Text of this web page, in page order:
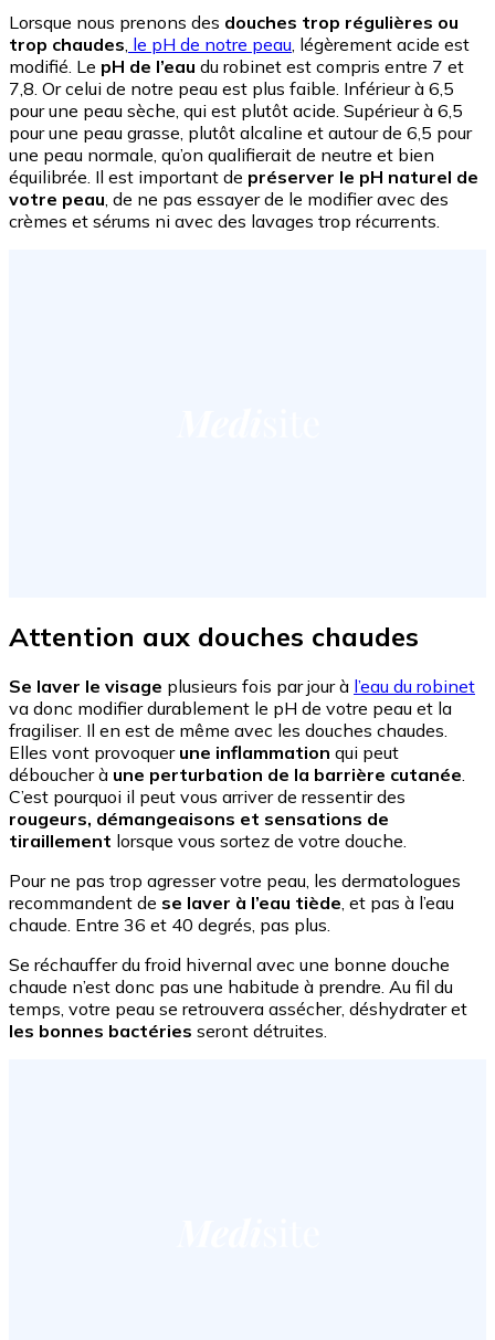
Lorsque nous prenons des douches trop régulières ou
trop chaudes, le pH de notre peau, légèrement acide est
modifié. Le pH de l’eau du robinet est compris entre 7 et
7,8. Or celui de notre peau est plus faible. Inférieur à 6,5
pour une peau sèche, qui est plutôt acide. Supérieur à 6,5
pour une peau grasse, plutôt alcaline et autour de 6,5 pour
une peau normale, qu’on qualifierait de neutre et bien
équilibrée. Il est important de préserver le pH naturel de
votre peau, de ne pas essayer de le modifier avec des
crèmes et sérums ni avec des lavages trop récurrents.
Attention aux douches chaudes
Se laver le visage plusieurs fois par jour à l’eau du robinet
va donc modifier durablement le pH de votre peau et la
fragiliser. Il en est de même avec les douches chaudes.
Elles vont provoquer une inflammation qui peut
déboucher à une perturbation de la barrière cutanée
C’est pourquoi il peut vous arriver de ressentir des
rougeurs, démangeaisons et sensations de
tiraillement lorsque vous sortez de votre douche.
Pour ne pas trop agresser votre peau, les dermatologues
recommandent de se laver à l’eau tiède , et pas à l’eau
chaude. Entre 36 et 40 degrés, pas plus.
Se réchauffer du froid hivernal avec une bonne douche
chaude n’est donc pas une habitude à prendre. Au fil du
temps, votre peau se retrouvera assécher, déshydrater et
les bonnes bactéries seront détruites.